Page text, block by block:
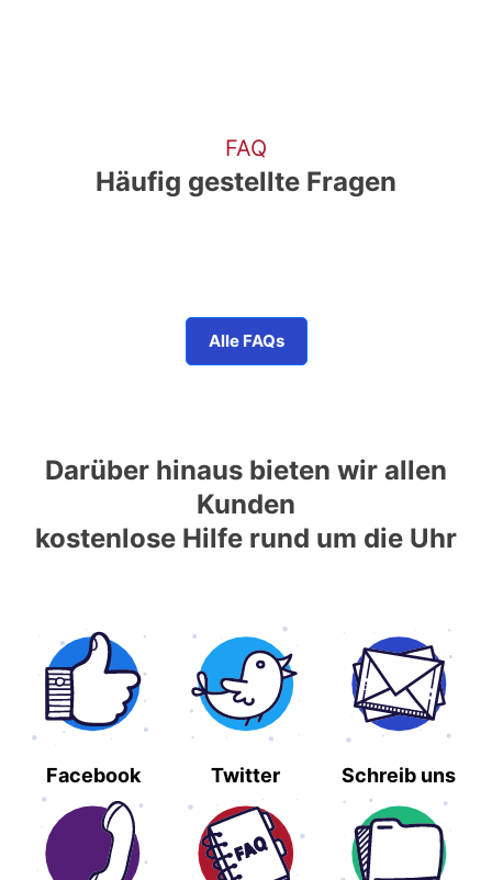
FAQ
Häufig gestellte Fragen
Alle FAQs
Darüber hinaus bieten wir allen
Kunden
kostenlose Hilfe rund um die Uhr
Facebook Twitter Schreib uns